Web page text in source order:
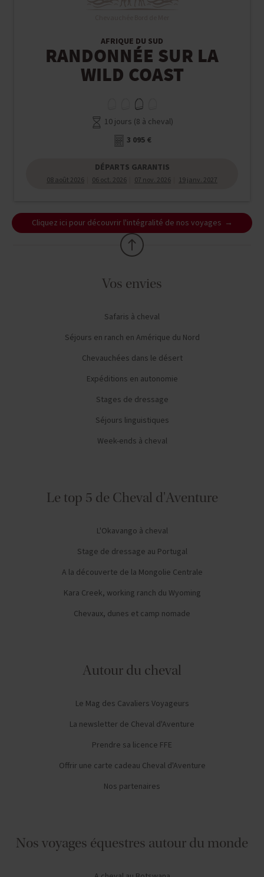
AFRIQUE DU SUD
RANDONNÉE SUR LA
WILD COAST
10 jours (8 à cheval)
3 095 €
DÉPARTS GARANTIS
08 août 2026 06 oct. 2026 07 nov. 2026 19 janv. 2027
Cliquez ici pour découvrir l'intégralité de nos voyages
Vos envies
Safaris à cheval
Séjours en ranch en Amérique du Nord
Chevauchées dans le désert
Expéditions en autonomie
Stages de dressage
Séjours linguistiques
Week-ends à cheval
Le top 5 de Cheval d'Aventure
L'Okavango à cheval
Stage de dressage au Portugal
A la découverte de la Mongolie Centrale
Kara Creek, working ranch du Wyoming
Chevaux, dunes et camp nomade
Autour du cheval
Le Mag des Cavaliers Voyageurs
La newsletter de Cheval d'Aventure
Prendre sa licence FFE
Offrir une carte cadeau Cheval d'Aventure
Nos partenaires
Nos voyages équestres autour du monde